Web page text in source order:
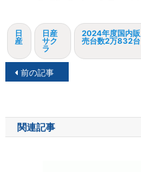
日
産
日産
サク
ラ
2024年度国内販
売台数2万832台
投
ナ
ビ
前の記事
関連記事